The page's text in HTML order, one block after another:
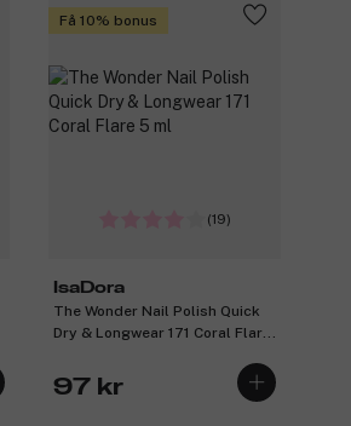
Få 10% bonus
(19)
IsaDora
The Wonder Nail Polish Quick
Dry & Longwear 171 Coral Flare
97 kr